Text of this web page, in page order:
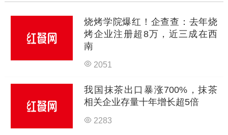
烧烤学院爆红！企查查：去年烧
烤企业注册超8万，近三成在西
南
2051
我国抹茶出口暴涨700%，抹茶
相关企业存量十年增长超5倍
2283